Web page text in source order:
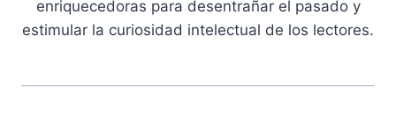
enriquecedoras para desentrañar el pasado y
estimular la curiosidad intelectual de los lectores.